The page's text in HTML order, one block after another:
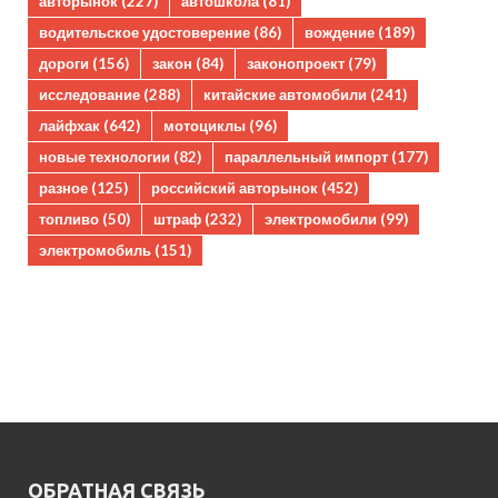
водительское удостоверение (86) вождение (189)
дороги (156) закон (84) законопроект (79)
исследование (288) китайские автомобили (241)
лайфхак (642) мотоциклы (96)
новые технологии (82) параллельный импорт (177)
разное (125) российский авторынок (452)
топливо (50) штраф (232) электромобили (99)
электромобиль (151)
ОБРАТНАЯ СВЯЗЬ